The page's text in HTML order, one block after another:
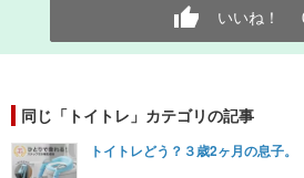
いいね！
同じ「トイトレ」カテゴリの記事
トイトレどう？３歳2ヶ月の息子。